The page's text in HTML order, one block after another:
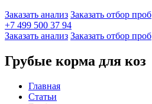
Заказать анализ Заказать отбор проб
+7 499 500 37 94
Заказать анализ Заказать отбор проб
Грубые корма для коз
Главная
Статьи